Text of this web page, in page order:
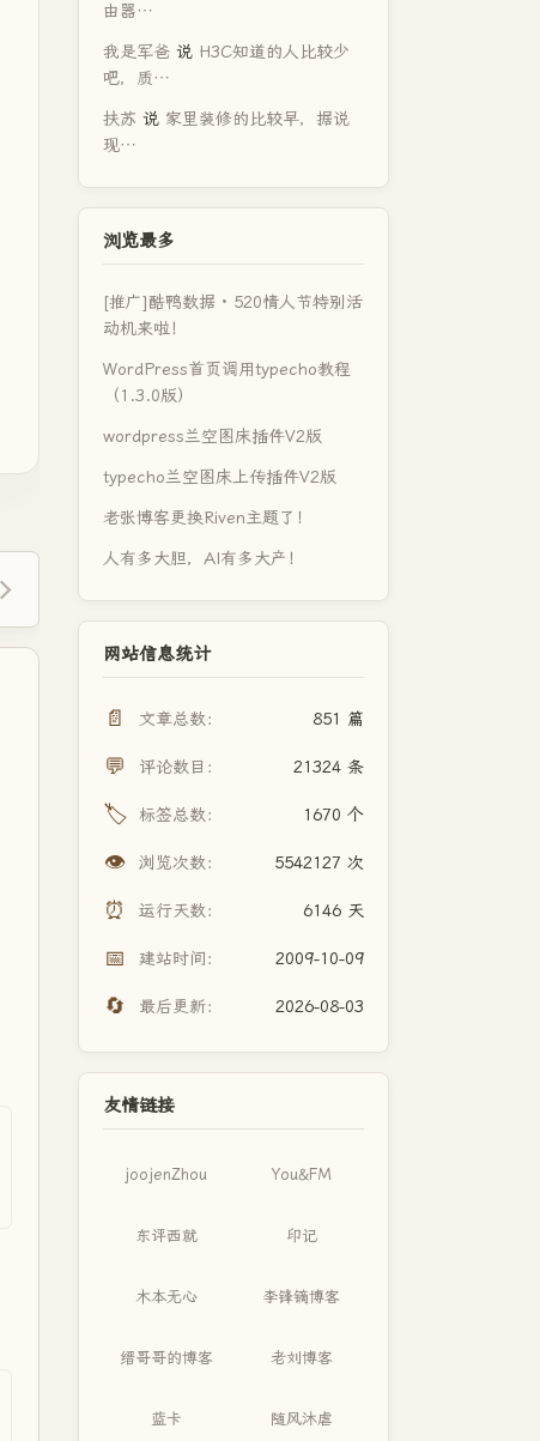
由器…
我是军爸 说 H3C知道的人比较少
吧，质…
扶苏 说 家里装修的比较早，据说
现…
浏览最多
[推广]酷鸭数据 · 520情人节特别活
动机来啦！
WordPress首页调用typecho教程
（1.3.0版）
wordpress兰空图床插件V2版
typecho兰空图床上传插件V2版
老张博客更换Riven主题了！
人有多大胆，AI有多大产！
网站信息统计
📄 文章总数： 851 篇
💬 评论数目： 21324 条
🏷️ 标签总数： 1670 个
👁️ 浏览次数： 5542127 次
⏰ 运行天数： 6146 天
📅 建站时间： 2009-10-09
🔄 最后更新： 2026-08-03
友情链接
joojenZhou You&FM
东评西就 印记
木本无心 李锋镝博客
缙哥哥的博客 老刘博客
蓝卡 随风沐虐